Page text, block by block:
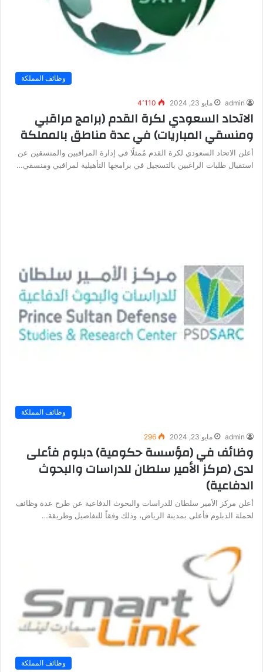
وظائف المملكة
admin مايو 23, 2024 4٬110
الاتحاد السعودي لكرة القدم (برامج مراقبي
ومنسقي المباريات) في عدة مناطق بالمملكة
أعلن الاتحاد السعودي لكرة القدم مُمثلًا في إدارة المراقبين والمنسقين عن
استقبال طلبات الراغبين بالتسجيل في برامجها التأهيلية لمراقبي ومنسقي…
وظائف المملكة
admin مايو 23, 2024 296
وظائف في (مؤسسة حكومية) دبلوم فأعلى
لدى (مركز الأمير سلطان للدراسات والبحوث
الدفاعية)
أعلن مركز الأمير سلطان للدراسات والبحوث الدفاعية عن طرح عدة وظائف
لحملة الدبلوم فأعلى بمدينة الرياض، وذلك وفقاً للتفاصيل وطريقة…
وظائف المملكة